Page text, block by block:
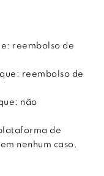
reembolso de
reembolso de
não
de
nenhum caso.